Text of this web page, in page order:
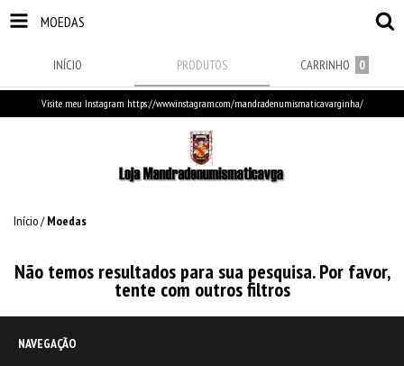
MOEDAS
INÍCIO PRODUTOS CARRINHO 0
Visite meu Instagram https://www.instagram.com/mandradenumismaticavarginha/
Início/ Moedas
Não temos resultados para sua pesquisa. Por favor,
tente com outros filtros
NAVEGAÇÃO